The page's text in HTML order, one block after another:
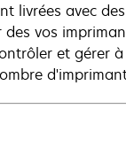
livrées avec
vos
et gérer